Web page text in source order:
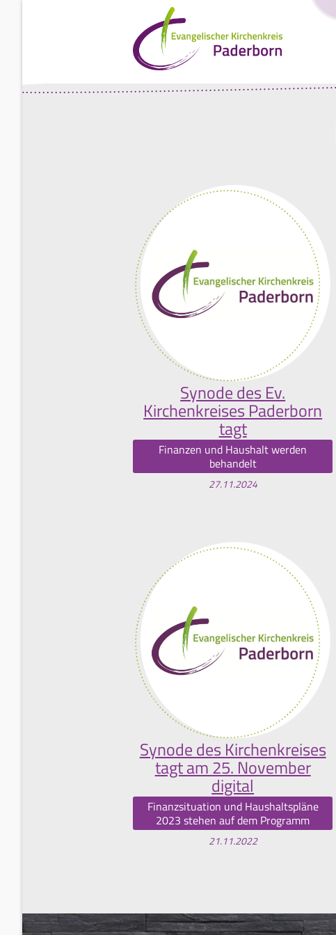
Synode des Ev.
Kirchenkreises Paderborn
tagt
Finanzen und Haushalt werden
behandelt
27.11.2024
Synode des Kirchenkreises
tagt am 25. November
digital
Finanzsituation und Haushaltspläne
2023 stehen auf dem Programm
21.11.2022